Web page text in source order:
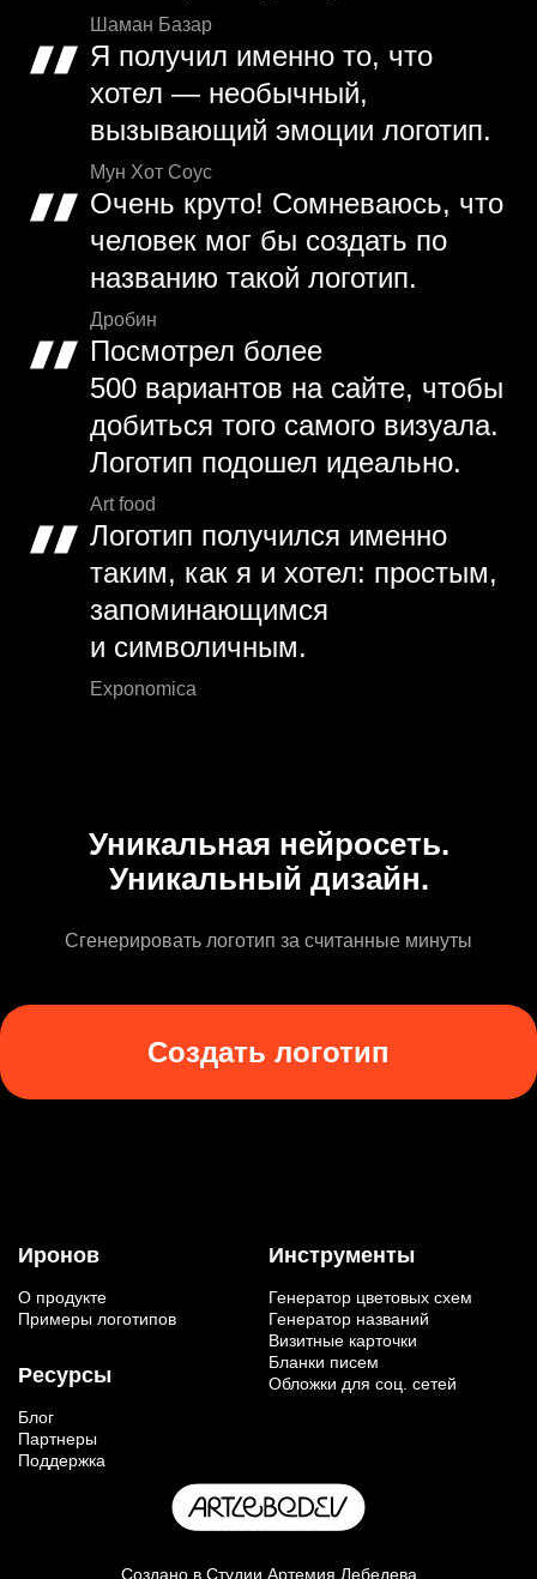
Шаман Базар
Я получил именно то, что
хотел — необычный,
вызывающий эмоции логотип.
Мун Хот Соус
Очень круто! Сомневаюсь, что
человек мог бы создать по
названию такой логотип.
Дробин
Посмотрел более
500 вариантов на сайте, чтобы
добиться того самого визуала.
Логотип подошел идеально.
Art food
Логотип получился именно
таким, как я и хотел: простым,
запоминающимся
и символичным.
Exponomica
Уникальная нейросеть.
Уникальный дизайн.
Сгенерировать логотип за считанные минуты
Создать логотип
Иронов
О продукте
Примеры логотипов
Ресурсы
Блог
Партнеры
Поддержка
Инструменты
Генератор цветовых схем
Генератор названий
Визитные карточки
Бланки писем
Обложки для соц. сетей
Создано в Студии Артемия Лебедева